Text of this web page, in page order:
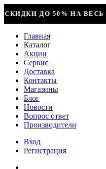
+ УСТАНОВКА =
Главная
Каталог
Акции
Сервис
Доставка
Контакты
Магазины
Блог
Новости
Вопрос ответ
Производители
Вход
Регистрация